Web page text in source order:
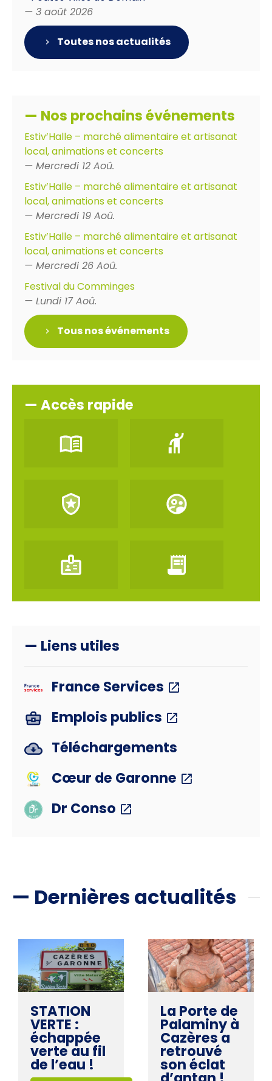
— 3 août 2026
Toutes nos actualités
— Nos prochains événements
Estiv’Halle – marché alimentaire et artisanat
local, animations et concerts
— Mercredi 12 Aoû.
Estiv’Halle – marché alimentaire et artisanat
local, animations et concerts
— Mercredi 19 Aoû.
Estiv’Halle – marché alimentaire et artisanat
local, animations et concerts
— Mercredi 26 Aoû.
Festival du Comminges
— Lundi 17 Aoû.
Tous nos événements
— Accès rapide
— Liens utiles
France Services
Emplois publics
Téléchargements
Cœur de Garonne
Dr Conso
— Dernières actualités
STATION
VERTE :
échappée
verte au fil
de l’eau !
La Porte de
Palaminy à
Cazères a
retrouvé
son éclat